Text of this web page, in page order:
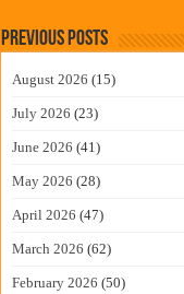
Previous Posts
August 2026 (15)
July 2026 (23)
June 2026 (41)
May 2026 (28)
April 2026 (47)
March 2026 (62)
February 2026 (50)